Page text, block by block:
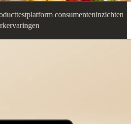
consumenteninzichten